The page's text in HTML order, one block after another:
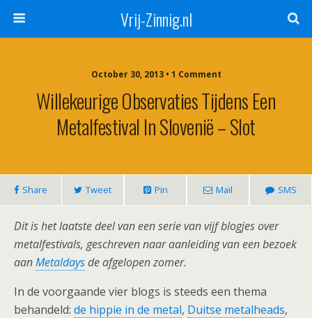
Vrij-Zinnig.nl
October 30, 2013 • 1 Comment
Willekeurige Observaties Tijdens Een
Metalfestival In Slovenië – Slot
Share Tweet Pin Mail SMS
Dit is het laatste deel van een serie van vijf blogjes over
metalfestivals, geschreven naar aanleiding van een bezoek
aanMetaldaysde afgelopen zomer.
In de voorgaande vier blogs is steeds een thema
behandeld: de hippie in de metal, Duitse metalheads,